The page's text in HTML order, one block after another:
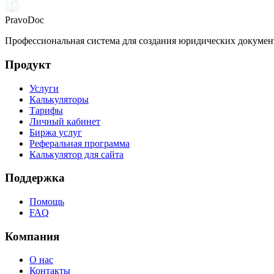
PravoDoc
Профессиональная система для создания юридических
Продукт
Услуги
Калькуляторы
Тарифы
Личный кабинет
Биржа услуг
Реферальная программа
Калькулятор для сайта
Поддержка
Помощь
FAQ
Компания
О нас
Контакты